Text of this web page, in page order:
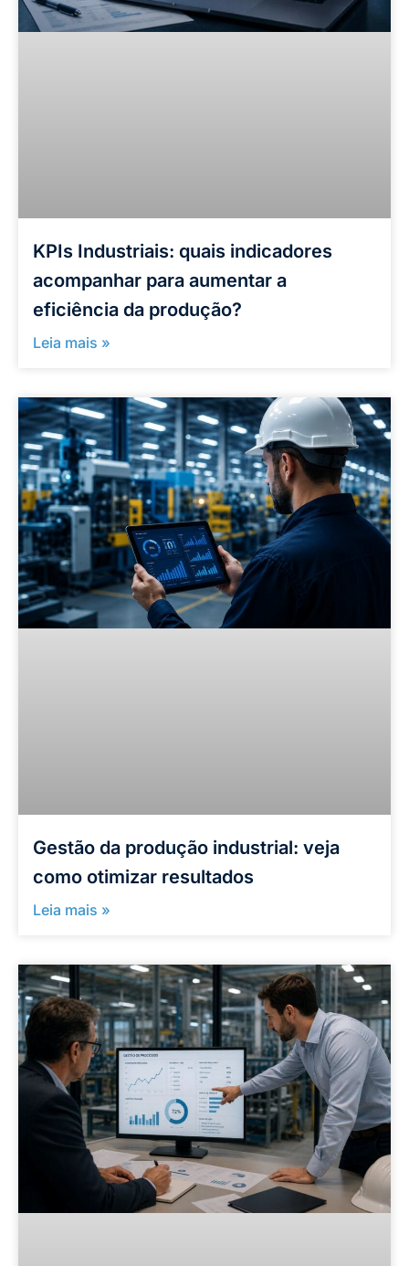
KPIs Industriais: quais indicadores
acompanhar para aumentar a
eficiência da produção?
Leia mais »
Gestão da produção industrial: veja
como otimizar resultados
Leia mais »